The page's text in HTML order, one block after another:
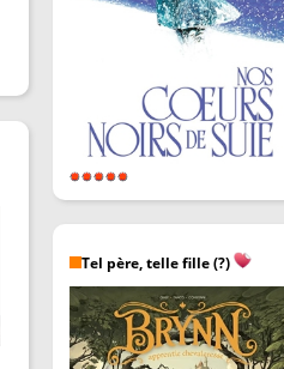
Tel père, telle fille (?)